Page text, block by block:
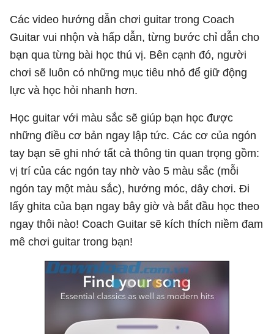
Các video hướng dẫn chơi guitar trong Coach
Guitar vui nhộn và hấp dẫn, từng bước chỉ dẫn cho
bạn qua từng bài học thú vị. Bên cạnh đó, người
chơi sẽ luôn có những mục tiêu nhỏ để giữ động
lực và học hỏi nhanh hơn.
Học guitar với màu sắc sẽ giúp bạn học được
những điều cơ bản ngay lập tức. Các cơ của ngón
tay bạn sẽ ghi nhớ tất cả thông tin quan trọng gồm:
vị trí của các ngón tay nhờ vào 5 màu sắc (mỗi
ngón tay một màu sắc), hướng móc, dây chơi. Đi
lấy ghita của bạn ngay bây giờ và bắt đầu học theo
ngay thôi nào! Coach Guitar sẽ kích thích niềm đam
mê chơi guitar trong bạn!